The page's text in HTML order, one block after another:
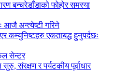
बन्चरेडाँडाको फोहोर समस्या
आजै अन्त्येष्टी गरिने
कम्युनिष्टहरु एकताबद्ध हुनुपर्दछः
सेन्टर
संरक्षण र पर्यटकीय पूर्वाधार